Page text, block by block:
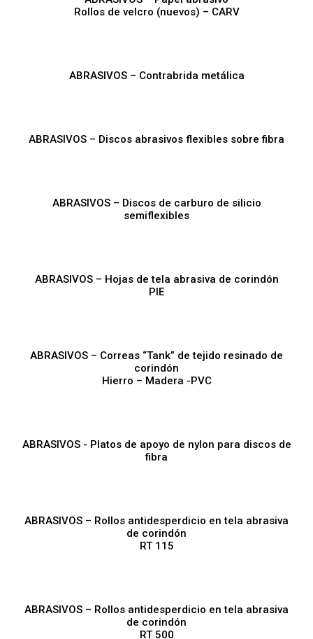
Rollos de velcro (nuevos) – CARV
ABRASIVOS – Contrabrida metálica
ABRASIVOS – Discos abrasivos flexibles sobre fibra
ABRASIVOS – Discos de carburo de silicio
semiflexibles
ABRASIVOS – Hojas de tela abrasiva de corindón
PIE
ABRASIVOS – Correas “Tank” de tejido resinado de
corindón
Hierro – Madera -PVC
ABRASIVOS - Platos de apoyo de nylon para discos de
fibra
ABRASIVOS – Rollos antidesperdicio en tela abrasiva
de corindón
RT 115
ABRASIVOS – Rollos antidesperdicio en tela abrasiva
de corindón
RT 500